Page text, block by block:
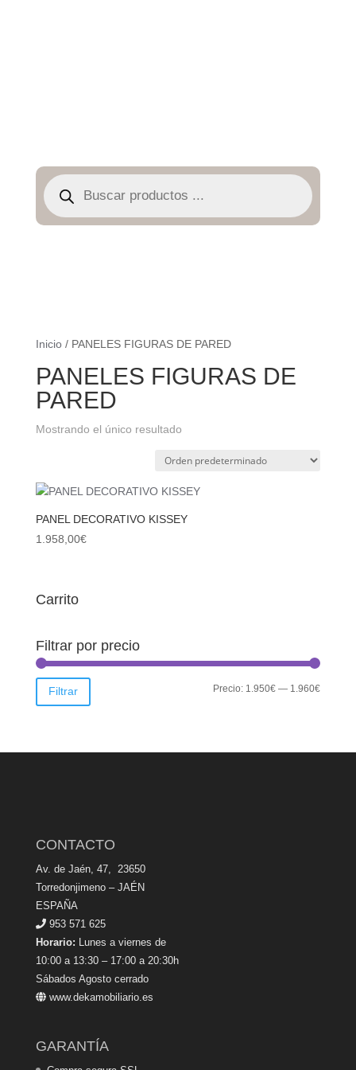
Búsqueda
de
productos
Inicio/ PANELES FIGURAS DE PARED
PANELES FIGURAS DE
PARED
Mostrando el único resultado
PANEL DECORATIVO KISSEY
1.958,00€
Carrito
Filtrar por precio
Precio
Precio
Filtrar Precio: 1.950€ — 1.960€
CONTACTO
Av. de Jaén, 47, 23650
Torredonjimeno – JAÉN
ESPAÑA
953 571 625
Horario: Lunes a viernes de
10:00 a 13:30 – 17:00 a 20:30h
Sábados Agosto cerrado
www.dekamobiliario.es
GARANTÍA